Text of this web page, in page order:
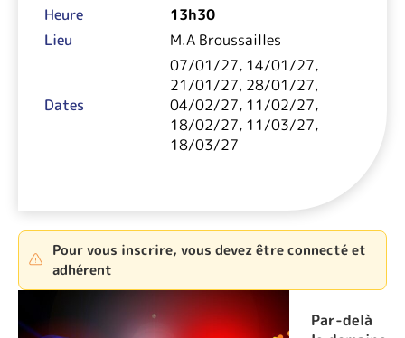
Heure
13h30
Lieu
M.A Broussailles
Dates
07/01/27, 14/01/27,
21/01/27, 28/01/27,
04/02/27, 11/02/27,
18/02/27, 11/03/27,
18/03/27
Pour vous inscrire, vous devez être connecté et
adhérent
Par-delà